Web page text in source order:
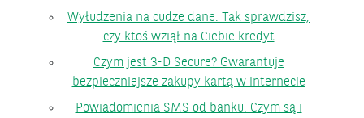
Wyłudzenia na cudze dane. Tak sprawdzisz,
czy ktoś wziął na Ciebie kredyt
Czym jest 3-D Secure? Gwarantuje
bezpieczniejsze zakupy kartą w internecie
Powiadomienia SMS od banku. Czym są i